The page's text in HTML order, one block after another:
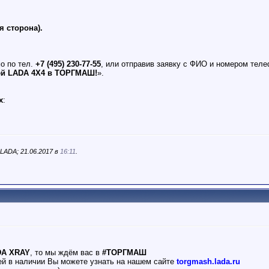
сторона).
по тел. +7 (495) 230-77-55, или отправив заявку с ФИО и номером
LADA 4X4 в ТОРГМАШ!».
:
21.06.2017 в 16:11
XRAY, то мы ждём вас в #ТОРГМАШ
в наличии Вы можете узнать на нашем сайте torgmash.lada.ru